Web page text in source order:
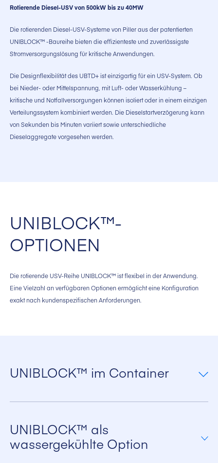
Rotierende Diesel-USV von 500kW bis zu 40MW
Die rotierenden Diesel-USV-Systeme von Piller aus der patentierten
UNIBLOCK™ -Baureihe bieten die effizienteste und zuverlässigste
Stromversorgungslösung für kritische Anwendungen.
Die Designflexibilität des UBTD+ ist einzigartig für ein USV-System. Ob
bei Nieder- oder Mittelspannung, mit Luft- oder Wasserkühlung –
kritische und Notfallversorgungen können isoliert oder in einem einzigen
Verteilungssystem kombiniert werden. Die Dieselstartverzögerung kann
von Sekunden bis Minuten variiert sowie unterschiedliche
Dieselaggregate vorgesehen werden.
UNIBLOCK™-
OPTIONEN
Die rotierende USV-Reihe UNIBLOCK™ ist flexibel in der Anwendung.
Eine Vielzahl an verfügbaren Optionen ermöglicht eine Konfiguration
exakt nach kundenspezifischen Anforderungen.
UNIBLOCK™ im Container
das AC-Versorgungssystem sofort betriebsbereit. Dadurch entfallen
sowohl der Planungsaufwand als auch die Kosten für die
UNIBLOCK™ als
wassergekühlte Option